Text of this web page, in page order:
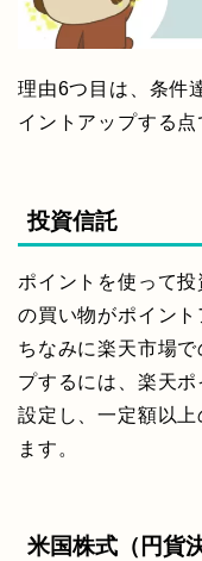
理由6つ目は、条件
イントアップする点
投資信託
ポイントを使って
の買い物がポイント
ちなみに楽天市場
プするには、楽天
設定し、一定額以
ます。
米国株式（円貨